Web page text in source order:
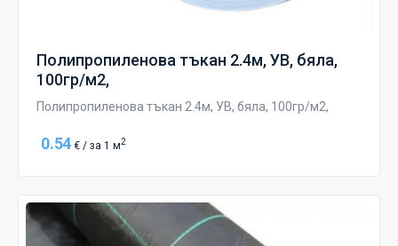
Полипропиленова тъкан 2.4м, УВ, бяла,
100гр/м2,
Полипропиленова тъкан 2.4м, УВ, бяла, 100гр/м2,
0.54 € / за 1 м2